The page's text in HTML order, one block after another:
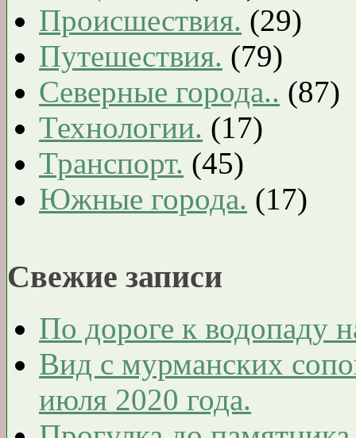
Происшествия. (29)
Путешествия. (79)
Северные города.. (87)
Технологии. (17)
Транспорт. (45)
Южные города. (17)
Свежие записи
По дороге к водопаду
Вид с мурманских
июля 2020 года.